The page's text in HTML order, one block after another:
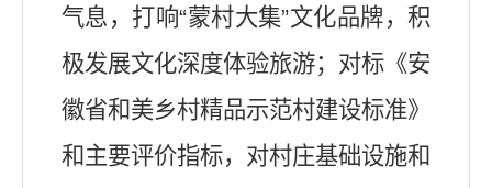
气息，打响“蒙村大集”文化品牌，积
极发展文化深度体验旅游；对标《安
徽省和美乡村精品示范村建设标准》
和主要评价指标，对村庄基础设施和